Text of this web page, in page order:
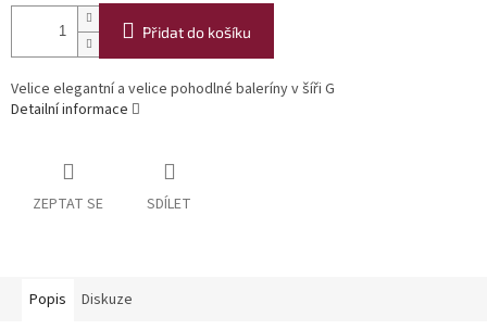
Přidat do košíku
Velice elegantní a velice pohodlné baleríny v šíři G
Detailní informace
ZEPTAT SE SDÍLET
Popis Diskuze